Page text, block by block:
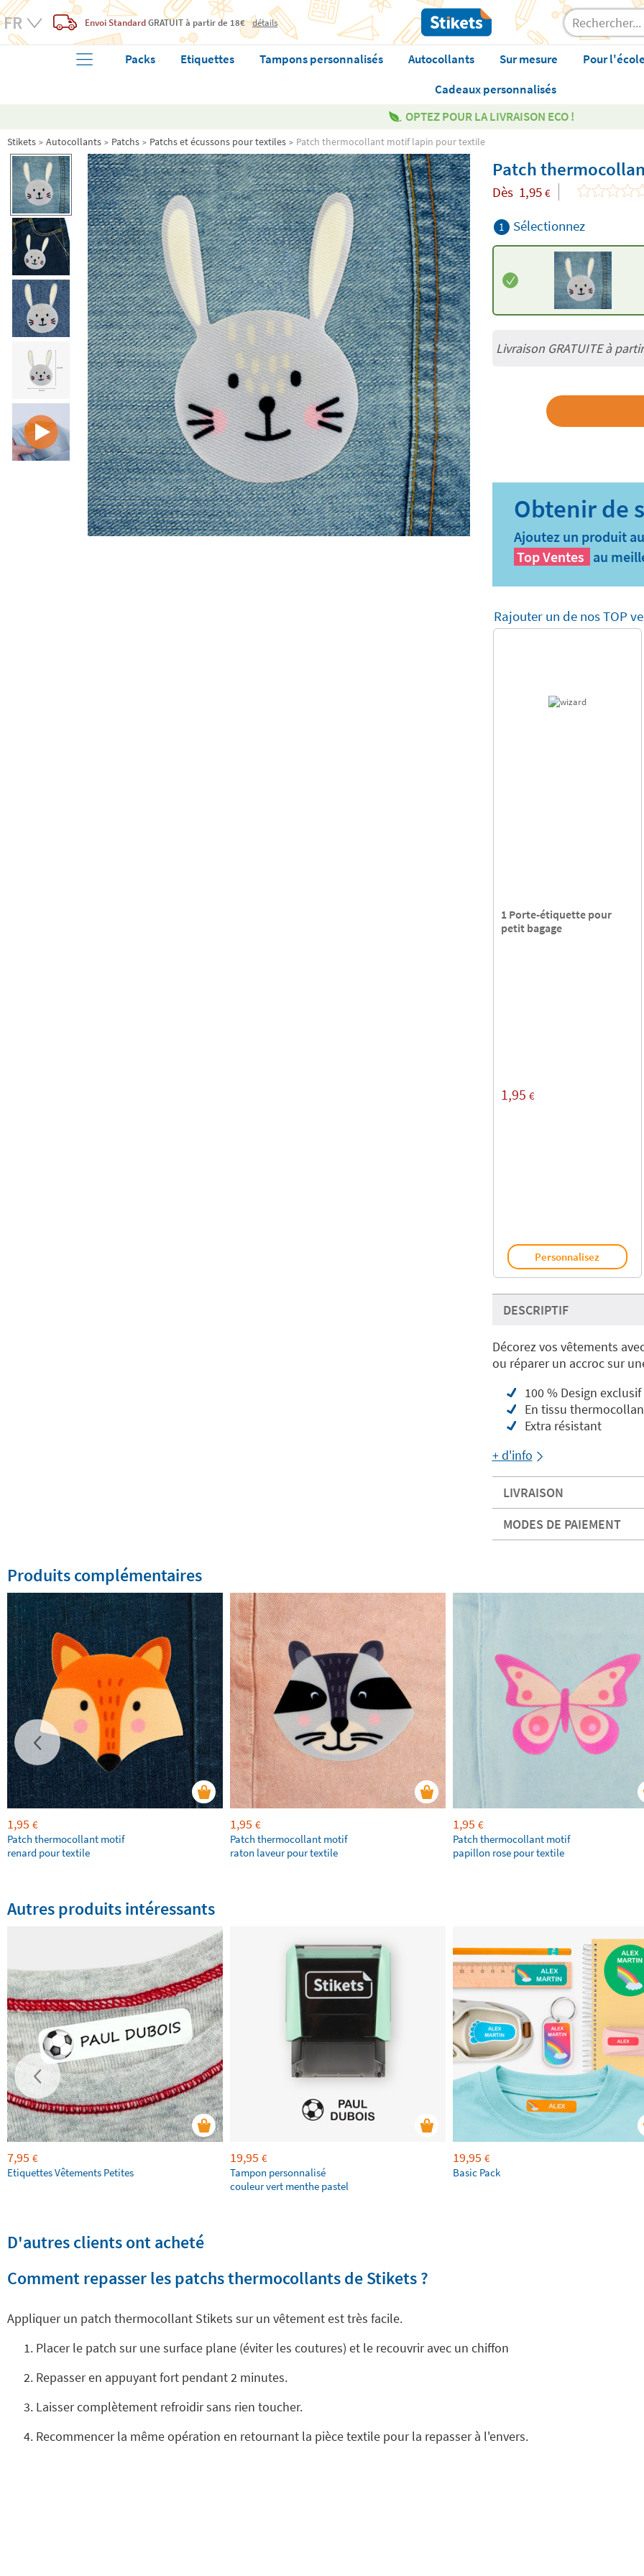
Envoi StandardGRATUITà partir de 18€ détails
Packs Etiquettes Tampons personnalisés Autocollants Sur mesure Pour l'école
Cadeaux personnalisés
OPTEZ POUR LA LIVRAISON ECO !
Stikets Autocollants Patchs Patchs et écussons pour textiles Patch thermocollant motif lapin pour textile
Patch
Dès 1,95 €
1 Sélectionnez
Livraison GRATUITE à
Ajoutez un produit
Top Ventes au
Rajouter un de nos TOP
1 Porte-étiquette pour
petit bagage
1,95 €
Personnalisez
DESCRIPTIF
Décorez vos vêtements
ou réparer un accroc sur
100 % Design exclusif
En tissu
Extra résistant
+ d'info
LIVRAISON
MODES DE PAIEMENT
Produits complémentaires
1,95 €
Patch thermocollant motif
renard pour textile
1,95 €
Patch thermocollant motif
raton laveur pour textile
1,95 €
Patch thermocollant motif
papillon rose pour textile
Autres produits intéressants
7,95 €
Etiquettes Vêtements Petites
19,95 €
Tampon personnalisé
couleur vert menthe pastel
19,95 €
Basic Pack
D'autres clients ont acheté
Comment repasser les patchs thermocollants de Stikets ?
Appliquer un patch thermocollant Stikets sur un vêtement est très facile.
Placer le patch sur une surface plane (éviter les coutures) et le recouvrir avec un chiffon
Repasser en appuyant fort pendant 2 minutes.
Laisser complètement refroidir sans rien toucher.
Recommencer la même opération en retournant la pièce textile pour la repasser à l'envers.